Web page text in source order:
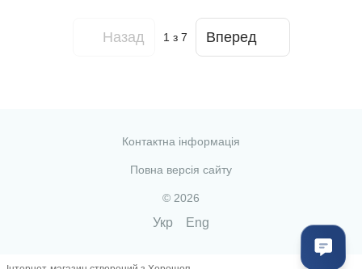
Назад 1з 7 Вперед
Контактна інформація
Повна версія сайту
© 2026
Укр Eng